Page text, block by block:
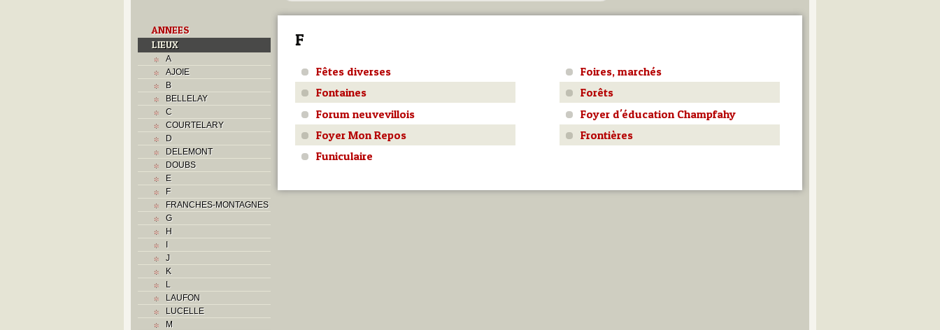
ANNEES
LIEUX
A
AJOIE
B
BELLELAY
C
COURTELARY
D
DELEMONT
DOUBS
E
F
FRANCHES-MONTAGNES
G
H
I
J
K
L
LAUFON
LUCELLE
M
Utilisez les champs ci-dessous
F
Fêtes diverses
Foires, marchés
Fontaines
Forêts
Forum neuvevillois
Foyer d'éducation Champfahy
Foyer Mon Repos
Frontières
Funiculaire